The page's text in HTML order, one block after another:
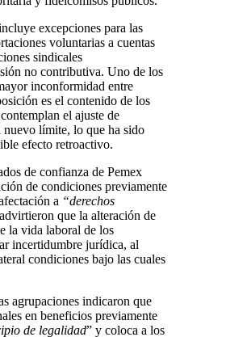
excepciones para las
voluntarias a cuentas
sindicales
no contributiva. Uno de los
inconformidad entre
es el contenido de los
el ajuste de
nuevo límite, lo que ha sido
efecto retroactivo.
de confianza de Pemex
de condiciones previamente
a “derechos
que la alteración de
la vida laboral de los
incertidumbre jurídica, al
condiciones bajo las cuales
agrupaciones indicaron que
en beneficios previamente
de legalidad” y coloca a los